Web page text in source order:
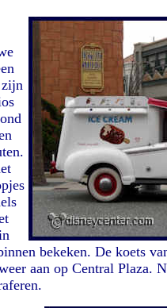
zijn
bekeken. De koets
aan op Central Plaza.